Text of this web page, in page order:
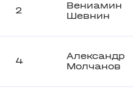
2
Вениамин
Шевнин
4
Александр
Молчанов